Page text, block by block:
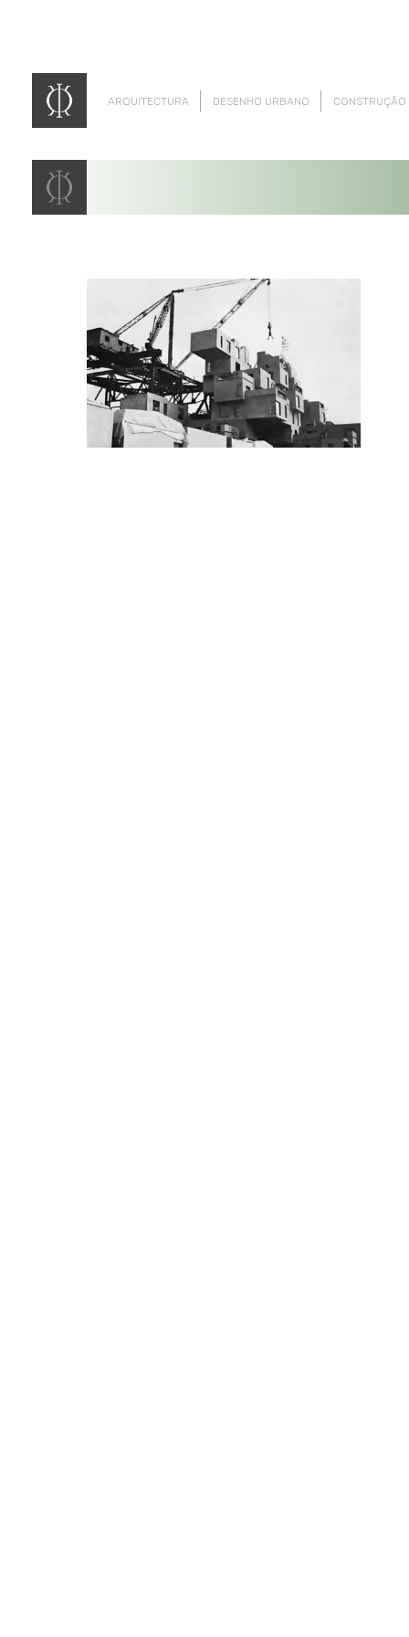
ARQUITECTURA DESENHO URBANO CONSTRUÇÃO